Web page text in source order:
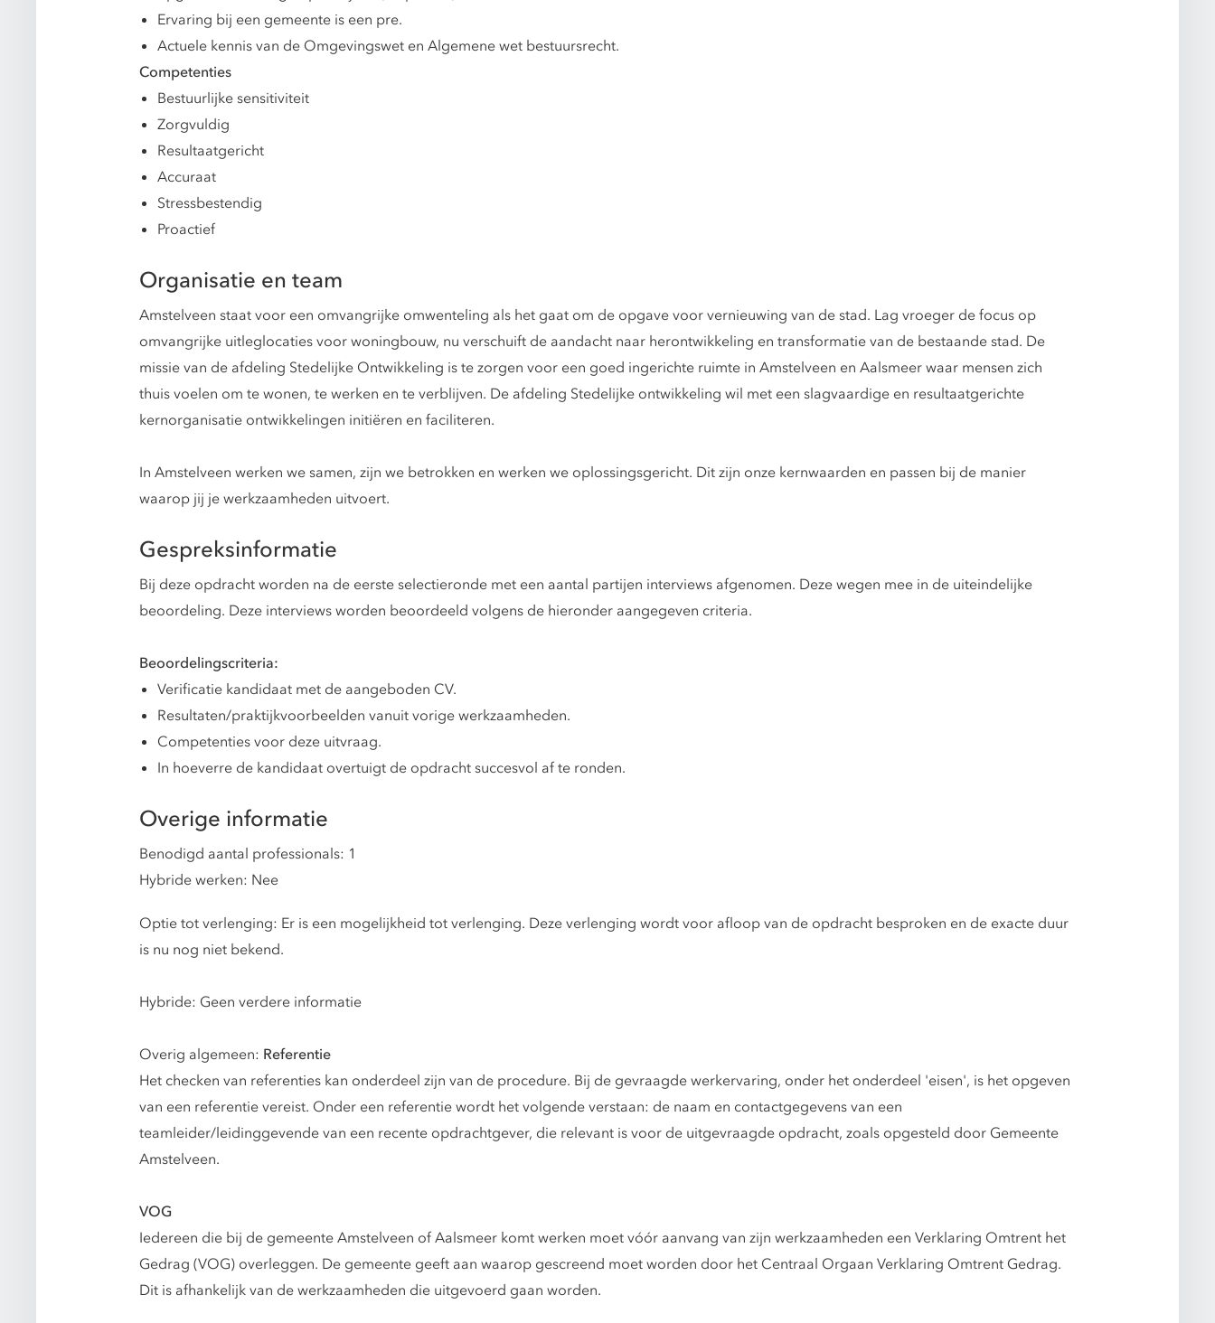
Ervaring bij een gemeente is een pre.
Actuele kennis van de Omgevingswet en Algemene wet bestuursrecht.
Competenties
Bestuurlijke sensitiviteit
Zorgvuldig
Resultaatgericht
Accuraat
Stressbestendig
Proactief
Organisatie en team
Amstelveen staat voor een omvangrijke omwenteling als het gaat om de opgave voor vernieuwing van de stad. Lag vroeger de focus op
omvangrijke uitleglocaties voor woningbouw, nu verschuift de aandacht naar herontwikkeling en transformatie van de bestaande stad. De
missie van de afdeling Stedelijke Ontwikkeling is te zorgen voor een goed ingerichte ruimte in Amstelveen en Aalsmeer waar mensen zich
thuis voelen om te wonen, te werken en te verblijven. De afdeling Stedelijke ontwikkeling wil met een slagvaardige en resultaatgerichte
kernorganisatie ontwikkelingen initiëren en faciliteren.
In Amstelveen werken we samen, zijn we betrokken en werken we oplossingsgericht. Dit zijn onze kernwaarden en passen bij de manier
waarop jij je werkzaamheden uitvoert.
Gespreksinformatie
Bij deze opdracht worden na de eerste selectieronde met een aantal partijen interviews afgenomen. Deze wegen mee in de uiteindelijke
beoordeling. Deze interviews worden beoordeeld volgens de hieronder aangegeven criteria.
Beoordelingscriteria:
Verificatie kandidaat met de aangeboden CV.
Resultaten/praktijkvoorbeelden vanuit vorige werkzaamheden.
Competenties voor deze uitvraag.
In hoeverre de kandidaat overtuigt de opdracht succesvol af te ronden.
Overige informatie
Benodigd aantal professionals: 1
Hybride werken: Nee
Optie tot verlenging: Er is een mogelijkheid tot verlenging. Deze verlenging wordt voor afloop van de opdracht besproken en de exacte duur
is nu nog niet bekend.
Hybride: Geen verdere informatie
Overig algemeen: Referentie
Het checken van referenties kan onderdeel zijn van de procedure. Bij de gevraagde werkervaring, onder het onderdeel 'eisen', is het opgeven
van een referentie vereist. Onder een referentie wordt het volgende verstaan: de naam en contactgegevens van een
teamleider/leidinggevende van een recente opdrachtgever, die relevant is voor de uitgevraagde opdracht, zoals opgesteld door Gemeente
Amstelveen.
VOG
Iedereen die bij de gemeente Amstelveen of Aalsmeer komt werken moet vóór aanvang van zijn werkzaamheden een Verklaring Omtrent het
Gedrag (VOG) overleggen. De gemeente geeft aan waarop gescreend moet worden door het Centraal Orgaan Verklaring Omtrent Gedrag.
Dit is afhankelijk van de werkzaamheden die uitgevoerd gaan worden.